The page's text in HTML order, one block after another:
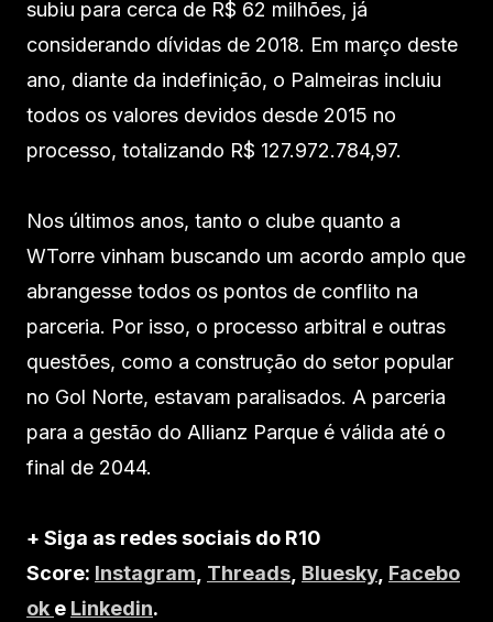
subiu para cerca de R$ 62 milhões, já
considerando dívidas de 2018. Em março deste
ano, diante da indefinição, o Palmeiras incluiu
todos os valores devidos desde 2015 no
processo, totalizando R$ 127.972.784,97.
Nos últimos anos, tanto o clube quanto a
WTorre vinham buscando um acordo amplo que
abrangesse todos os pontos de conflito na
parceria. Por isso, o processo arbitral e outras
questões, como a construção do setor popular
no Gol Norte, estavam paralisados. A parceria
para a gestão do Allianz Parque é válida até o
final de 2044.
+ Siga as redes sociais do R10
Score: Instagram Threads Bluesky, Facebo
ok e Linkedin.